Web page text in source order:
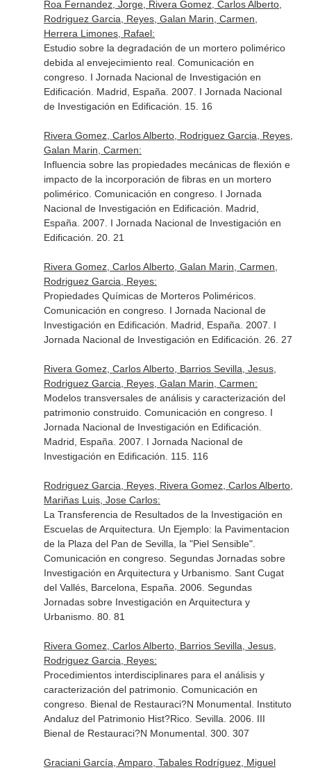
Roa Fernandez, Jorge, Rivera Gomez, Carlos Alberto,
Rodriguez Garcia, Reyes, Galan Marin, Carmen,
Herrera Limones, Rafael:
Estudio sobre la degradación de un mortero polimérico
debida al envejecimiento real. Comunicación en
congreso. I Jornada Nacional de Investigación en
Edificación. Madrid, España. 2007. I Jornada Nacional
de Investigación en Edificación. 15. 16
Rivera Gomez, Carlos Alberto, Rodriguez Garcia, Reyes,
Galan Marin, Carmen:
Influencia sobre las propiedades mecánicas de flexión e
impacto de la incorporación de fibras en un mortero
polimérico. Comunicación en congreso. I Jornada
Nacional de Investigación en Edificación. Madrid,
España. 2007. I Jornada Nacional de Investigación en
Edificación. 20. 21
Rivera Gomez, Carlos Alberto, Galan Marin, Carmen,
Rodriguez Garcia, Reyes:
Propiedades Químicas de Morteros Poliméricos.
Comunicación en congreso. I Jornada Nacional de
Investigación en Edificación. Madrid, España. 2007. I
Jornada Nacional de Investigación en Edificación. 26. 27
Rivera Gomez, Carlos Alberto, Barrios Sevilla, Jesus,
Rodriguez Garcia, Reyes, Galan Marin, Carmen:
Modelos transversales de análisis y caracterización del
patrimonio construido. Comunicación en congreso. I
Jornada Nacional de Investigación en Edificación.
Madrid, España. 2007. I Jornada Nacional de
Investigación en Edificación. 115. 116
Rodriguez Garcia, Reyes, Rivera Gomez, Carlos Alberto,
Mariñas Luis, Jose Carlos:
La Transferencia de Resultados de la Investigación en
Escuelas de Arquitectura. Un Ejemplo: la Pavimentacion
de la Plaza del Pan de Sevilla, la "Piel Sensible".
Comunicación en congreso. Segundas Jornadas sobre
Investigación en Arquitectura y Urbanismo. Sant Cugat
del Vallés, Barcelona, España. 2006. Segundas
Jornadas sobre Investigación en Arquitectura y
Urbanismo. 80. 81
Rivera Gomez, Carlos Alberto, Barrios Sevilla, Jesus,
Rodriguez Garcia, Reyes:
Procedimientos interdisciplinares para el análisis y
caracterización del patrimonio. Comunicación en
congreso. Bienal de Restauraci?N Monumental. Instituto
Andaluz del Patrimonio Hist?Rico. Sevilla. 2006. III
Bienal de Restauraci?N Monumental. 300. 307
Graciani García, Amparo, Tabales Rodríguez, Miguel